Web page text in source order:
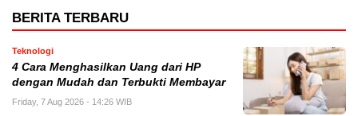
BERITA TERBARU
Teknologi
4 Cara Menghasilkan Uang dari HP
dengan Mudah dan Terbukti Membayar
Friday, 7 Aug 2026 - 14:26 WIB